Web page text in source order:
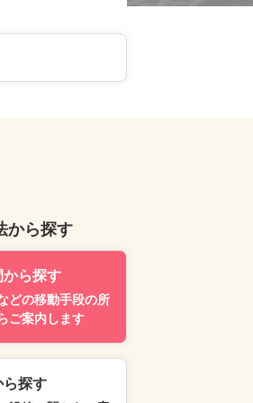
から探す
ら探す
どの移動手段の所
ご案内します
ら探す